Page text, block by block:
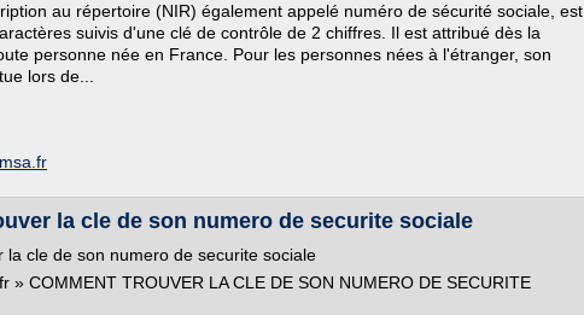
au répertoire (NIR) également appelé numéro de sécurité sociale, est
suivis d'une clé de contrôle de 2 chiffres. Il est attribué dès la
personne née en France. Pour les personnes nées à l'étranger, son
lors de...
la cle de son numero de securite sociale
la cle de son numero de securite sociale
» COMMENT TROUVER LA CLE DE SON NUMERO DE SECURITE